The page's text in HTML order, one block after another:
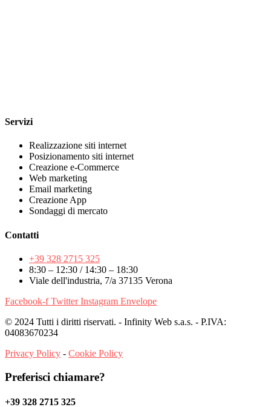
Servizi
Realizzazione siti internet
Posizionamento siti internet
Creazione e-Commerce
Web marketing
Email marketing
Creazione App
Sondaggi di mercato
Contatti
+39 328 2715 325
8:30 – 12:30 / 14:30 – 18:30
Viale dell'industria, 7/a 37135 Verona
Facebook-f Twitter Instagram Envelope
© 2024 Tutti i diritti riservati. - Infinity Web s.a.s. - P.IVA:
04083670234
Privacy Policy - Cookie Policy
Preferisci chiamare?
+39 328 2715 325